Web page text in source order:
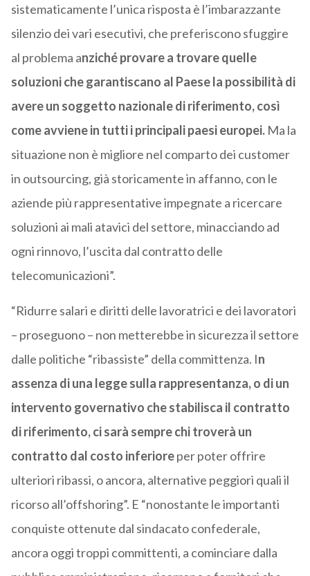
sistematicamente l’unica risposta è l’imbarazzante
silenzio dei vari esecutivi, che preferiscono sfuggire
al problema anziché provare a trovare quelle
soluzioni che garantiscano al Paese la possibilità di
avere un soggetto nazionale di riferimento, così
come avviene in tutti i principali paesi europei.Ma la
situazione non è migliore nel comparto dei customer
in outsourcing, già storicamente in affanno, con le
aziende più rappresentative impegnate a ricercare
soluzioni ai mali atavici del settore, minacciando ad
ogni rinnovo, l’uscita dal contratto delle
telecomunicazioni”.
“Ridurre salari e diritti delle lavoratrici e dei lavoratori
– proseguono – non metterebbe in sicurezza il settore
dalle politiche “ribassiste” della committenza. In
assenza di una legge sulla rappresentanza, o di un
intervento governativo che stabilisca il contratto
di riferimento, ci sarà sempre chi troverà un
contratto dal costo inferioreper poter offrire
ulteriori ribassi, o ancora, alternative peggiori quali il
ricorso all’offshoring”. E “nonostante le importanti
conquiste ottenute dal sindacato confederale,
ancora oggi troppi committenti, a cominciare dalla